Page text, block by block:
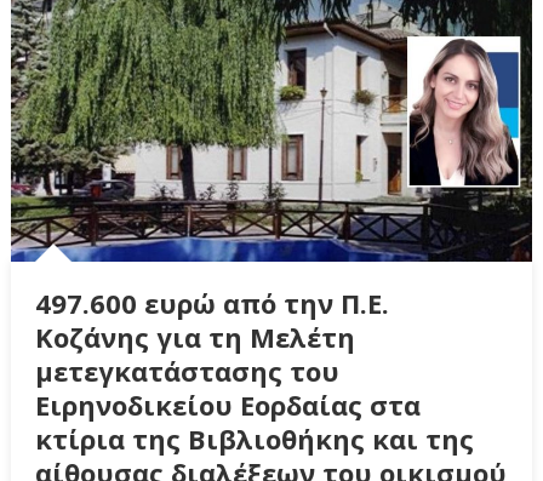
497.600 ευρώ από την Π.Ε.
Κοζάνης για τη Μελέτη
μετεγκατάστασης του
Ειρηνοδικείου Εορδαίας στα
κτίρια της Βιβλιοθήκης και της
αίθουσας διαλέξεων του οικισμού